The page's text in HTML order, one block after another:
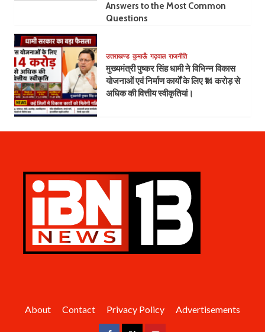
Answers to the Most Common
Questions
उत्तराखण्ड कुमाऊँ गढ़वाल राजनीति
मुख्यमंत्री पुष्कर सिंह धामी ने विभिन्न विकास
योजनाओं एवं निर्माण कार्यों के लिए ₹14 करोड़ से
अधिक की वित्तीय स्वीकृतियां।
About Contact Privacy Policy Advertisements